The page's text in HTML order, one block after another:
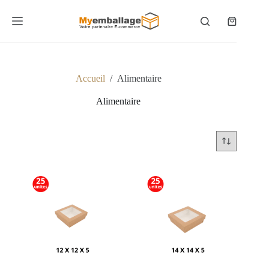
contenu
Panier
Accueil / Alimentaire
Alimentaire